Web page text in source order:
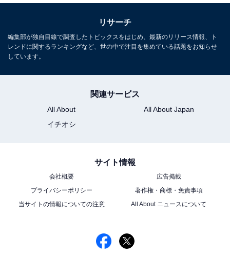
リサーチ
編集部が独自目線で調査したトピックスをはじめ、最新のリリース情報、ト
レンドに関するランキングなど、世の中で注目を集めている話題をお知らせ
しています。
関連サービス
All About
All About Japan
イチオシ
サイト情報
会社概要
広告掲載
プライバシーポリシー
著作権・商標・免責事項
当サイトの情報についての注意
All About ニュースについて